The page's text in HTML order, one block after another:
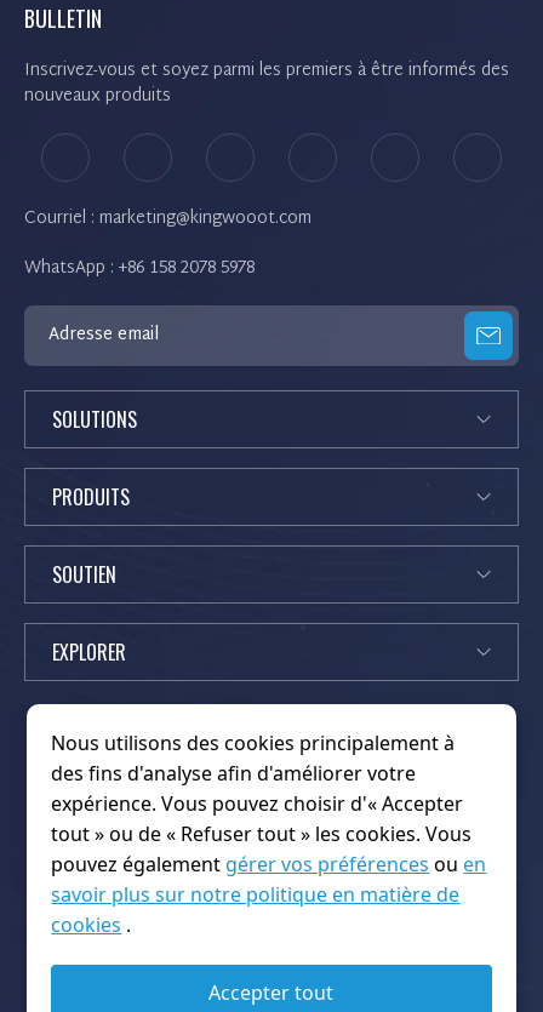
S
A
R
C
L
E
SOLUTIONS
PRODUITS
SOUTIEN
EXPLORER
BULLETIN
Inscrivez-vous et soyez parmi les premiers à être informés des
nouveaux produits
Courriel : marketing@kingwooot.com
WhatsApp : +86 158 2078 5978
K
i
n
réservés.
Nouvelles Partenaires À propos de nous
Maison
Contactez-nous
FAQ
OEM/ODM
politique de confidentialité
Produits
Plate-forme
Nous utilisons des cookies principalement à
des fins d'analyse afin d'améliorer votre
expérience. Vous pouvez choisir d'« Accepter
tout » ou de « Refuser tout » les cookies. Vous
pouvez également gérer vos préférences ou en
savoir plus sur notre politique en matière de
cookies .
Accepter tout